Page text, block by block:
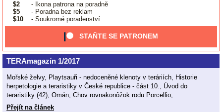
$2
- Ikona patrona na poradně
$5
- Poradna bez reklam
$10
- Soukromé poradenství
STAŇTE SE PATRONEM
TERAmagazín 1/2017
Mořské želvy, Playtsauři - nedoceněné klenoty v teráriích, Historie
herpetologie a teraristiky v České republice - část 10., Úvod do
teraristiky (42), Omán, Chov rovnakonôžok rodu Porcellio;
Přejít na článek